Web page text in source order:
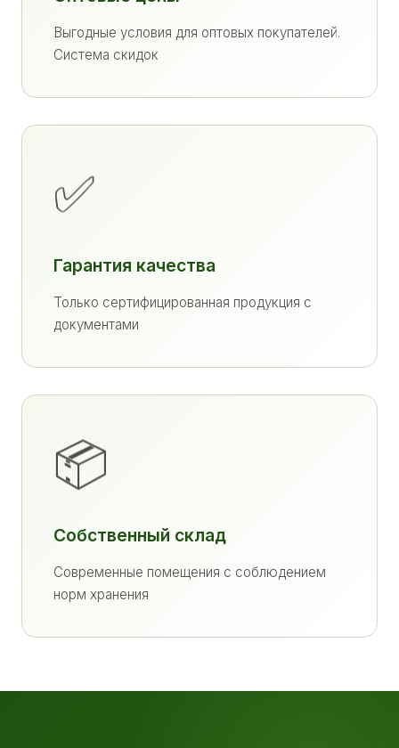
Выгодные условия для оптовых покупателей.
Система скидок
✅
Гарантия качества
Только сертифицированная продукция с
документами
📦
Собственный склад
Современные помещения с соблюдением
норм хранения